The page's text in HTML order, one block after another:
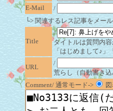
E-Mail
/
└> 関連するレス記事をメー
Title
/
タイトルは質問内
「はじめまして♪
URL
/
荒らし（自動書き
Comment/ 通常モード->